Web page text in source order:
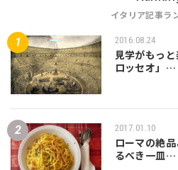
イタリア記事ラ
2016.08.24
見学がもっ
ロッセオ」…
2017.01.10
ローマの絶
るべき一皿…